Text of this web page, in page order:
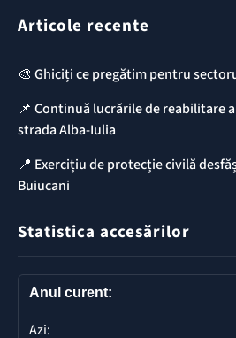
Articole recente
🎨 Ghiciți ce pregătim pentru
📌 Continuă lucrările de reabilitare
strada Alba-Iulia
📍 Exercițiu de protecție civilă
Buiucani
Statistica accesărilor
Anul curent:
Azi: